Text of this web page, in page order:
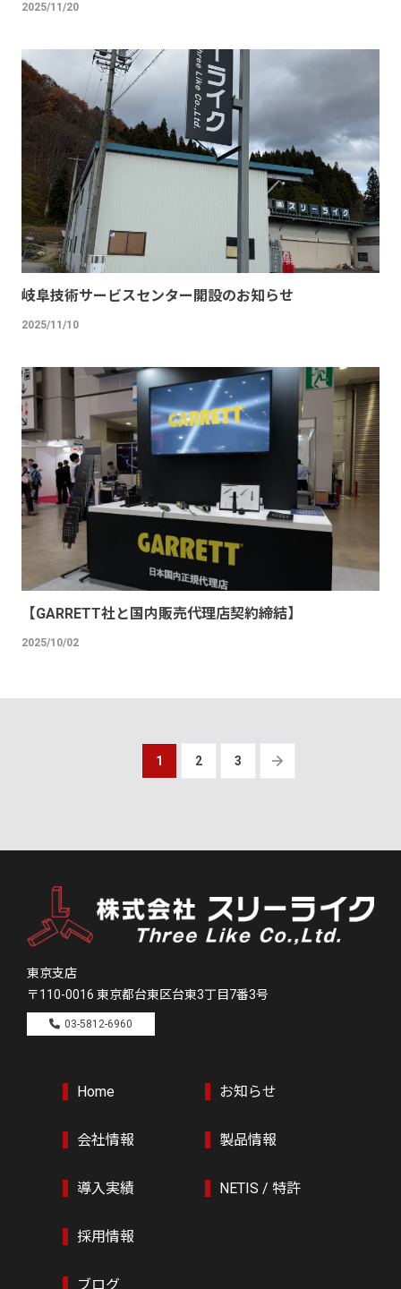
2025/11/20
岐阜技術サービスセンター開設のお知らせ
2025/11/10
【GARRETT社と国内販売代理店契約締結】
2025/10/02
1 2 3
東京支店
〒110-0016 東京都台東区台東3丁目7番3号
03-5812-6960
Home お知らせ
会社情報 製品情報
導入実績 NETIS / 特許
採用情報
ブログ